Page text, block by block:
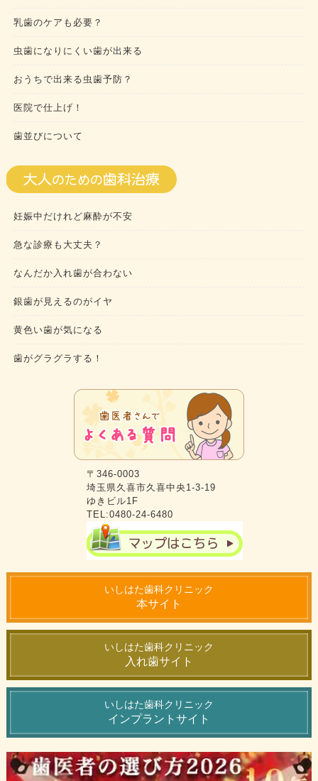
乳歯のケアも必要？
虫歯になりにくい歯が出来る
おうちで出来る虫歯予防？
医院で仕上げ！
歯並びについて
妊娠中だけれど麻酔が不安
急な診療も大丈夫？
なんだか入れ歯が合わない
銀歯が見えるのがイヤ
黄色い歯が気になる
歯がグラグラする！
〒346-0003
埼玉県久喜市久喜中央1-3-19
ゆきビル1F
TEL:0480-24-6480
いしはた歯科クリニック
本サイト
いしはた歯科クリニック
入れ歯サイト
いしはた歯科クリニック
インプラントサイト